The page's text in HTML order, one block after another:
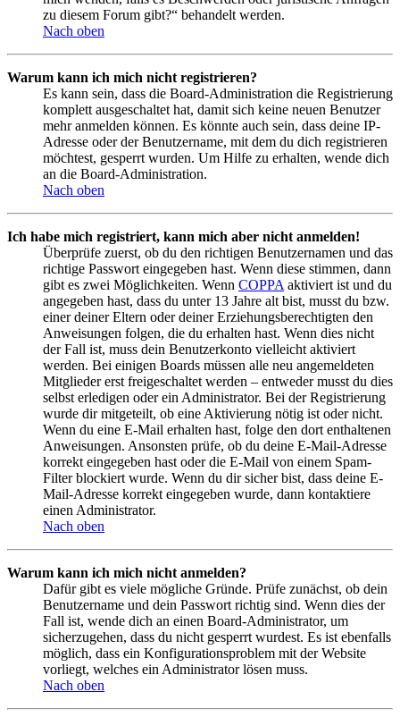
zu diesem Forum gibt?“ behandelt werden.
Nach oben
Warum kann ich mich nicht registrieren?
Es kann sein, dass die Board-Administration die Registrierung
komplett ausgeschaltet hat, damit sich keine neuen Benutzer
mehr anmelden können. Es könnte auch sein, dass deine IP-
Adresse oder der Benutzername, mit dem du dich registrieren
möchtest, gesperrt wurden. Um Hilfe zu erhalten, wende dich
an die Board-Administration.
Nach oben
Ich habe mich registriert, kann mich aber nicht anmelden!
Überprüfe zuerst, ob du den richtigen Benutzernamen und das
richtige Passwort eingegeben hast. Wenn diese stimmen, dann
gibt es zwei Möglichkeiten. Wenn COPPA aktiviert ist und du
angegeben hast, dass du unter 13 Jahre alt bist, musst du bzw.
einer deiner Eltern oder deiner Erziehungsberechtigten den
Anweisungen folgen, die du erhalten hast. Wenn dies nicht
der Fall ist, muss dein Benutzerkonto vielleicht aktiviert
werden. Bei einigen Boards müssen alle neu angemeldeten
Mitglieder erst freigeschaltet werden – entweder musst du dies
selbst erledigen oder ein Administrator. Bei der Registrierung
wurde dir mitgeteilt, ob eine Aktivierung nötig ist oder nicht.
Wenn du eine E-Mail erhalten hast, folge den dort enthaltenen
Anweisungen. Ansonsten prüfe, ob du deine E-Mail-Adresse
korrekt eingegeben hast oder die E-Mail von einem Spam-
Filter blockiert wurde. Wenn du dir sicher bist, dass deine E-
Mail-Adresse korrekt eingegeben wurde, dann kontaktiere
einen Administrator.
Nach oben
Warum kann ich mich nicht anmelden?
Dafür gibt es viele mögliche Gründe. Prüfe zunächst, ob dein
Benutzername und dein Passwort richtig sind. Wenn dies der
Fall ist, wende dich an einen Board-Administrator, um
sicherzugehen, dass du nicht gesperrt wurdest. Es ist ebenfalls
möglich, dass ein Konfigurationsproblem mit der Website
vorliegt, welches ein Administrator lösen muss.
Nach oben